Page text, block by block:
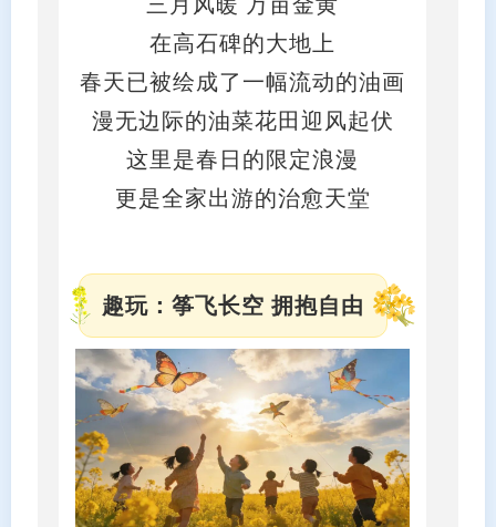
在高石碑的大地上
春天已被绘成了一幅流动的油画
漫无边际的油菜花田迎风起伏
这里是春日的限定浪漫
更是全家出游的治愈天堂
趣玩：筝飞长空 拥抱自由